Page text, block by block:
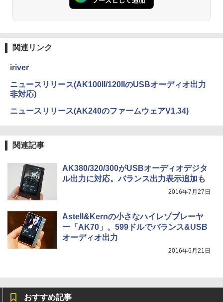
関連リンク
iriver
ニュースリリース(AK100II/120IIのUSBオーディオ出力
非対応)
ニュースリリース(AK240のファームウェアV1.34)
関連記事
AK380/320/300がUSBオーディオデジタ
ル出力に対応。バランス出力表示追加も
2016年7月27日
Astell&Kernの小さなハイレゾプレーヤ
ー「AK70」。599ドルでバランス&USB
オーディオ出力
2016年6月21日
おすすめ記事